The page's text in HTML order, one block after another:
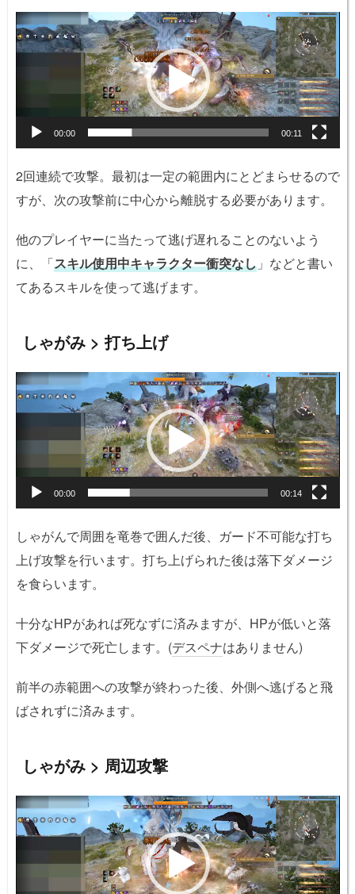
動
画
プ
ヤ
00:00 00:11
2回連続で攻撃。最初は一定の範囲内にとどまらせるので
すが、次の攻撃前に中心から離脱する必要があります。
他のプレイヤーに当たって逃げ遅れることのないよう
に、「スキル使用中キャラクター衝突なし 」などと書い
てあるスキルを使って逃げます。
しゃがみ > 打ち上げ
動
画
プ
レ
ヤ
00:00 00:14
しゃがんで周囲を竜巻で囲んだ後、ガード不可能な打ち
上げ攻撃を行います。打ち上げられた後は落下ダメージ
を食らいます。
十分なHPがあれば死なずに済みますが、HPが低いと落
下ダメージで死亡します。(デスペナはありません)
前半の赤範囲への攻撃が終わった後、外側へ逃げると飛
ばされずに済みます。
しゃがみ > 周辺攻撃
動
画
プ
レ